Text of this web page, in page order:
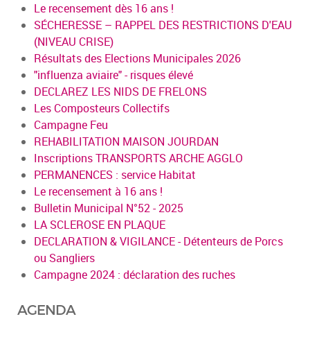
Le recensement dès 16 ans !
SÉCHERESSE – RAPPEL DES RESTRICTIONS D'EAU
(NIVEAU CRISE)
Résultats des Elections Municipales 2026
"influenza aviaire" - risques élevé
DECLAREZ LES NIDS DE FRELONS
Les Composteurs Collectifs
Campagne Feu
REHABILITATION MAISON JOURDAN
Inscriptions TRANSPORTS ARCHE AGGLO
PERMANENCES : service Habitat
Le recensement à 16 ans !
Bulletin Municipal N°52 - 2025
LA SCLEROSE EN PLAQUE
DECLARATION & VIGILANCE - Détenteurs de Porcs
ou Sangliers
Campagne 2024 : déclaration des ruches
AGENDA